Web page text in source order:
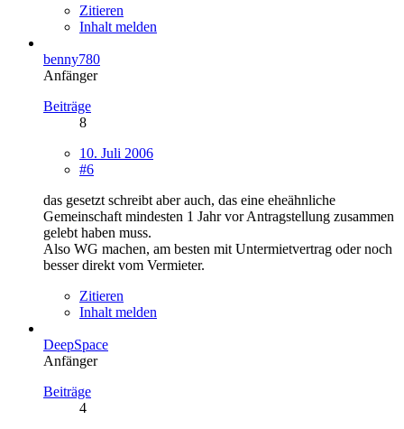
Zitieren
Inhalt melden
benny780
Anfänger
Beiträge
8
10. Juli 2006
#6
das gesetzt schreibt aber auch, das eine eheähnliche
Gemeinschaft mindesten 1 Jahr vor Antragstellung zusammen
gelebt haben muss.
Also WG machen, am besten mit Untermietvertrag oder noch
besser direkt vom Vermieter.
Zitieren
Inhalt melden
DeepSpace
Anfänger
Beiträge
4